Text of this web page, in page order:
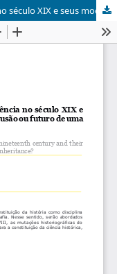
A constituição da história como ciência no século XIX e seus modelos antigos: fim de uma ilusão ou futuro de uma herança?